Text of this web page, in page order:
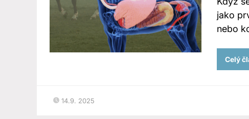
jako
nebo
Celý
14.9. 2025